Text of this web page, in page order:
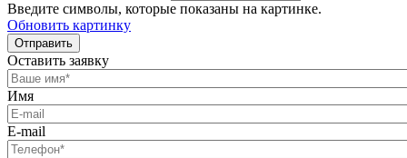
Введите символы, которые показаны на картинке.
Обновить картинку
Отправить
Оставить заявку
Имя
E-mail